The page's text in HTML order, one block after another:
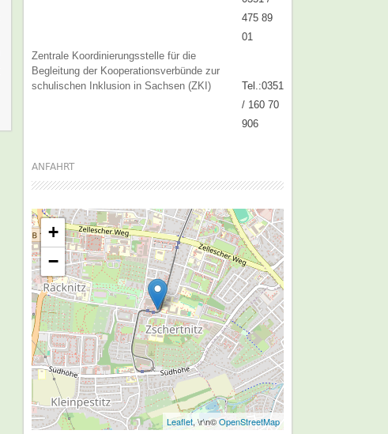
475 89
01
Zentrale Koordinierungsstelle für die
Begleitung der Kooperationsverbünde zur
schulischen Inklusion in Sachsen (ZKI)
Tel.:0351
/ 160 70
906
ANFAHRT
+
−
Leaflet, \r\n©OpenStreetMap